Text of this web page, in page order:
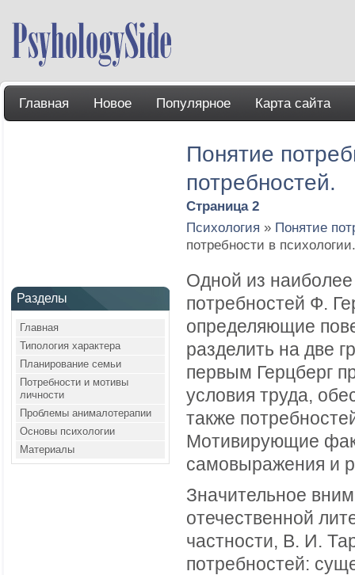
Главная Новое Популярное Карта сайта
Разделы
Главная
Типология характера
Планирование семьи
Потребности и мотивы
личности
Проблемы анималотерапии
Основы психологии
Материалы
Понятие
потребностей.
Страница 2
Психология » Понятие
потребности в
Одной из наиболее
потребностей Ф.
определяющие
разделить на две
первым Герцберг
условия труда,
также
Мотивирующие
самовыражения и
Значительное
отечественной
частности, В. И.
потребностей: